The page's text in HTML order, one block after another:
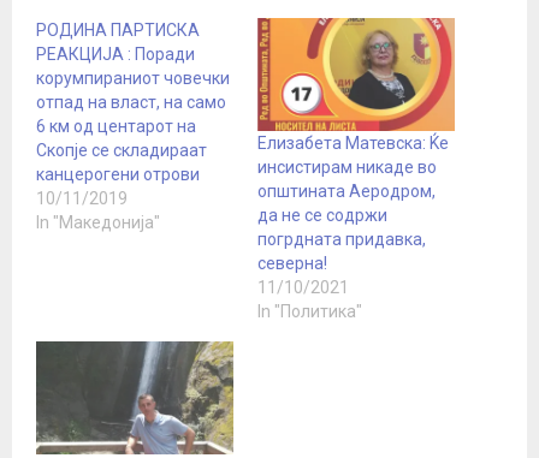
РОДИНА ПАРТИСКА
РЕАКЦИЈА : Поради
корумпираниот човечки
отпад на власт, на само
6 км од центарот на
Скопје се складираат
канцерогени отрови
10/11/2019
In "Македонија"
Елизабета Матевска: Ќе
инсистирам никаде во
општината Аеродром,
да не се содржи
погрдната придавка,
северна!
11/10/2021
In "Политика"